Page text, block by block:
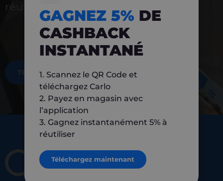
réutiliser
TÉLÉCHARGEZ MAINTENANT
GAGNEZ 5% DE
CASHBACK
INSTANTANÉ
1. Scannez le QR Code et
téléchargez Carlo
2. Payez en magasin avec
l’application
3. Gagnez instantanément 5% à
réutiliser
Téléchargez maintenant